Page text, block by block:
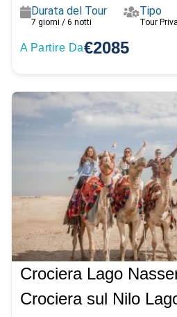
Durata del Tour
7 giorni / 6 notti
Tipo
Tour
A Partire Da€2085
Crociera Lago
Crociera sul Nilo